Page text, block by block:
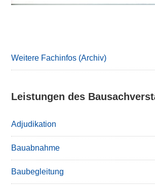
Weitere Fachinfos (Archiv)
Leistungen des
Adjudikation
Bauabnahme
Baubegleitung